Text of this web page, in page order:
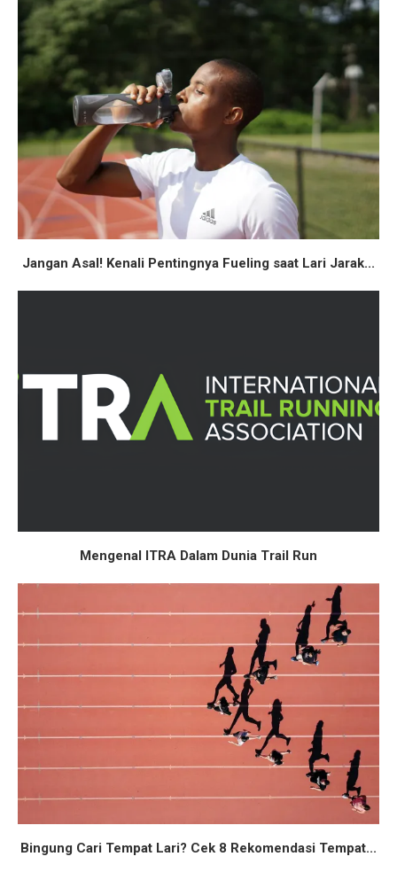
Jangan Asal! Kenali Pentingnya Fueling saat Lari Jarak...
Mengenal ITRA Dalam Dunia Trail Run
Bingung Cari Tempat Lari? Cek 8 Rekomendasi Tempat...